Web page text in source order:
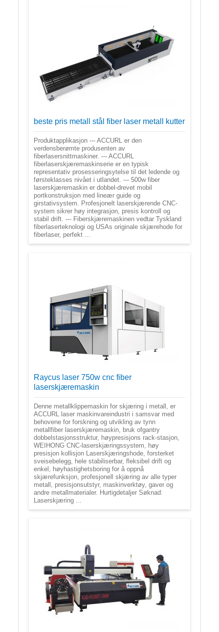
beste pris metall stål fiber laser metall kutter
Produktapplikasjon --- ACCURL er den
verdensberømte produsenten av
fiberlasersnittmaskiner. --- ACCURL
fiberlaserskjæremaskinserie er en typisk
representativ prosesseringsytelse til det ledende og
førsteklasses nivået i utlandet. --- 500w fiber
laserskjæremaskin er dobbel-drevet mobil
portkonstruksjon med lineær guide og
girstativsystem. Profesjonelt laserskjærende CNC-
system sikrer høy integrasjon, presis kontroll og
stabil drift. --- Fiberskjæremaskinen vedtar Tyskland
fiberlaserteknologi og USAs originale skjærehode for
fiberlaser, perfekt ...
Raycus laser 750w cnc fiber
laserskjæremaskin
Denne metallklippemaskin for skjæring i metall, er
ACCURL laser maskinvareindustri i samsvar med
behovene for forskning og utvikling av tynn
metallfiber laserskjæremaskin, bruk ofgantry
dobbelstasjonsstruktur, høypresisjons rack-stasjon,
WEIHONG CNC-laserskjæringssystem, høy
presisjon kollisjon Laserskjæringshode, forsterket
sveisebelegg, hele stabiliserbar, fleksibel drift og
enkel, høyhastighetsboring for å oppnå
skjærefunksjon, profesjonell skjæring av alle typer
metall, presisjonsutstyr, maskinverktøy, gaver og
andre metallmaterialer. Hurtigdetaljer Søknad:
Laserskjæring ...